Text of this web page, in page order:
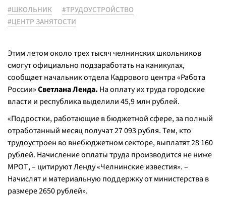
#ШКОЛЬНИК
#ТРУДОУСТРОЙСТВО
#ЦЕНТР ЗАНЯТОСТИ
Этим летом около трех тысяч челнинских школьников
смогут официально подзаработать на каникулах,
сообщает начальник отдела Кадрового центра «Работа
России»Светлана Ленда. На оплату их труда городские
власти и республика выделили 45,9 млн рублей.
«Подростки, работающие в бюджетной сфере, за полный
отработанный месяц получат 27 093 рубля. Тем, кто
трудоустроен во внебюджетном секторе, выплатят 28 160
рублей. Начисление оплаты труда производится не ниже
МРОТ, – цитируют Ленду «Челнинские известия». –
Начислят и материальную поддержку от министерства в
размере 2650 рублей».